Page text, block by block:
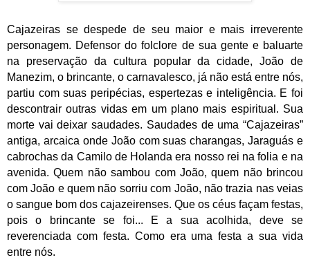
Cajazeiras se despede de seu maior e mais irreverente
personagem. Defensor do folclore de sua gente e baluarte
na preservação da cultura popular da cidade, João de
Manezim, o brincante, o carnavalesco, já não está entre nós,
partiu com suas peripécias, espertezas e inteligência. E foi
descontrair outras vidas em um plano mais espiritual. Sua
morte vai deixar saudades. Saudades de uma “Cajazeiras”
antiga, arcaica onde João com suas charangas, Jaraguás e
cabrochas da Camilo de Holanda era nosso rei na folia e na
avenida. Quem não sambou com João, quem não brincou
com João e quem não sorriu com João, não trazia nas veias
o sangue bom dos cajazeirenses. Que os céus façam festas,
pois o brincante se foi... E a sua acolhida, deve se
reverenciada com festa. Como era uma festa a sua vida
entre nós.